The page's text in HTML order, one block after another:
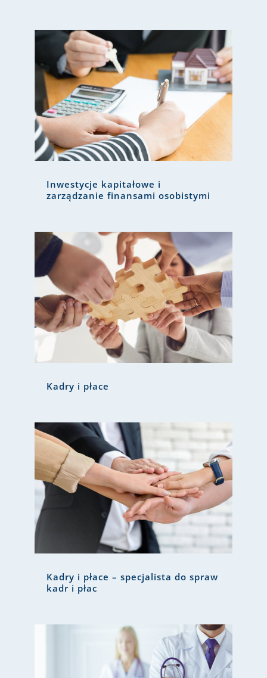
Inwestycje kapitałowe i
zarządzanie finansami osobistymi
Kadry i płace
Kadry i płace – specjalista do spraw
kadr i płac